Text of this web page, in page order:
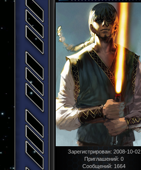
Зарегистрирован: 2008-10-02
Приглашений: 0
Сообщений: 1664